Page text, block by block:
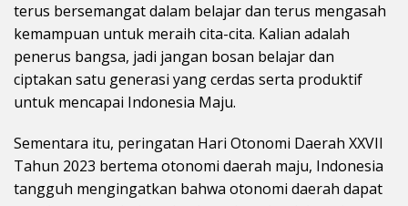
terus bersemangat dalam belajar dan terus mengasah
kemampuan untuk meraih cita-cita. Kalian adalah
penerus bangsa, jadi jangan bosan belajar dan
ciptakan satu generasi yang cerdas serta produktif
untuk mencapai Indonesia Maju.
Sementara itu, peringatan Hari Otonomi Daerah XXVII
Tahun 2023 bertema otonomi daerah maju, Indonesia
tangguh mengingatkan bahwa otonomi daerah dapat